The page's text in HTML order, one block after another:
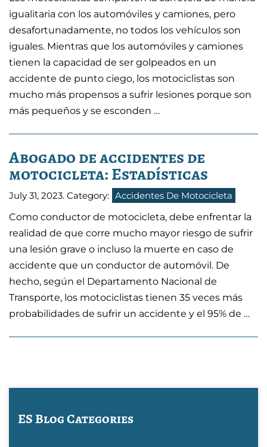
igualitaria con los automóviles y camiones, pero
desafortunadamente, no todos los vehículos son
iguales. Mientras que los automóviles y camiones
tienen la capacidad de ser golpeados en un
accidente de punto ciego, los motociclistas son
mucho más propensos a sufrir lesiones porque son
más pequeños y se esconden …
Abogado de accidentes de
motocicleta: Estadísticas
July 31, 2023. Category: Accidentes De Motocicleta
Como conductor de motocicleta, debe enfrentar la
realidad de que corre mucho mayor riesgo de sufrir
una lesión grave o incluso la muerte en caso de
accidente que un conductor de automóvil. De
hecho, según el Departamento Nacional de
Transporte, los motociclistas tienen 35 veces más
probabilidades de sufrir un accidente y el 95% de …
ES Blog Categories